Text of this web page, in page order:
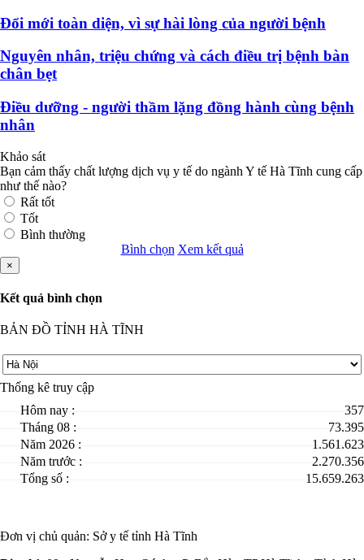
Đổi mới toàn diện, vì sự hài lòng của người bệnh
Nguyên nhân, triệu chứng và cách điều trị bệnh bàn
chân bẹt
Điều dưỡng - người thầm lặng đồng hành cùng bệnh
nhân
Khảo sát
Bạn cảm thấy chất lượng dịch vụ y tế do ngành Y tế Hà Tĩnh cung cấp
như thế nào?
Rất tốt
Tốt
Bình thường
Bình chọn Xem kết quả
×
Kết quả bình chọn
BẢN ĐỒ TỈNH HÀ TĨNH
Thống kê truy cập
Hôm nay :
357
Tháng 08 :
73.395
Năm 2026 :
1.561.623
Năm trước :
2.270.356
Tổng số :
15.659.263
Đơn vị chủ quản: Sở y tế tỉnh Hà Tĩnh